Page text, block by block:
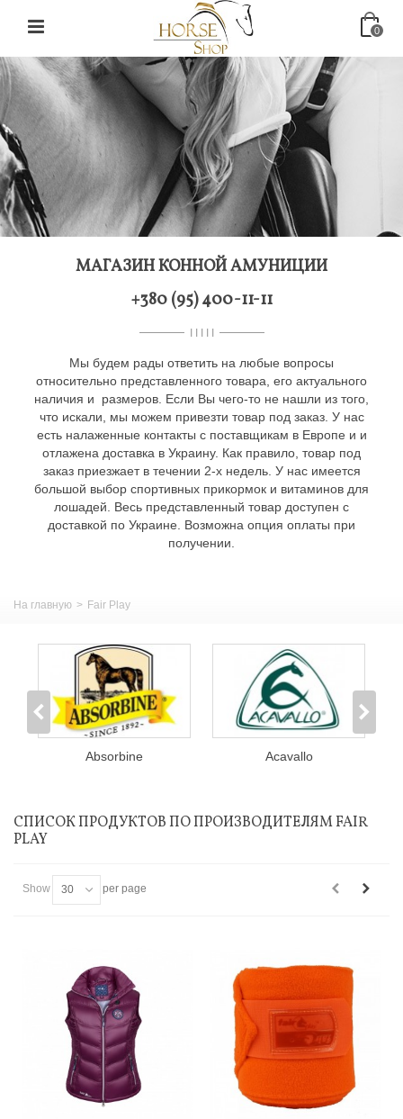
0
МАГАЗИН КОННОЙ АМУНИЦИИ
+380 (95) 400-11-11
Мы будем рады ответить на любые вопросы
относительно представленного товара, его актуального
наличия и размеров. Если Вы чего-то не нашли из того,
что искали, мы можем привезти товар под заказ. У нас
есть налаженные контакты с поставщикам в Европе и и
отлажена доставка в Украину. Как правило, товар под
заказ приезжает в течении 2-х недель. У нас имеется
большой выбор спортивных прикормок и витаминов для
лошадей. Весь представленный товар доступен с
доставкой по Украине. Возможна опция оплаты при
получении.
На главную > Fair Play
Absorbine Acavallo
СПИСОК ПРОДУКТОВ ПО ПРОИЗВОДИТЕЛЯМ FAIR
PLAY
Show 30 per page